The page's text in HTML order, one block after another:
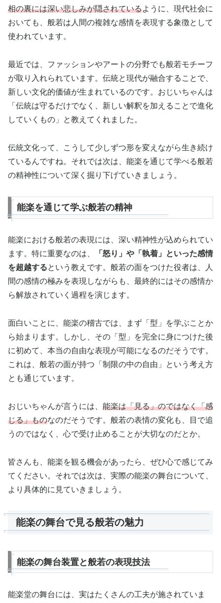
相の裏には深い悲しみが隠されているように、現代社会に
おいても、般若は人間の複雑な感情を表現する象徴として
使われています。
最近では、ファッションやアートの分野でも般若モチーフ
が取り入れられています。伝統と現代が融合することで、
新しい文化的価値が生まれているのです。おじいちゃんは
「伝統は守るだけでなく、新しい解釈を加えることで進化
していくもの」と教えてくれました。
伝統文化って、こうして少しずつ形を変えながら生き続け
ているんですね。それでは次は、能楽を通じて学べる般若
の精神性について深く掘り下げていきましょう。
能楽を通じて学ぶ般若の精神
能楽における般若の表現には、深い精神性が込められてい
ます。特に重要なのは、
「怒り」や「執着」といった感情
を超越するという教えです。般若の面をつけた役者は、人
間の感情の極みを表現しながらも、最終的にはその感情か
ら解放されていく過程を演じます。
面白いことに、能楽の稽古では、まず「型」を学ぶことか
ら始まります。しかし、その「型」を完全に身につけた後
に初めて、本当の自由な表現が可能になるのだそうです。
これは、般若の面が持つ「制限の中の自由」という考え方
とも通じています。
おじいちゃんが言うには、 能楽は「見る」のではなく「感
じる」ものなのだそうです。般若の表情の変化も、目で追
うのではなく、心で受け止めることが大切なのだとか。
皆さんも、能楽を観る機会があったら、ぜひ心で感じてみ
てください。それでは次は、実際の能楽の舞台について、
より具体的に見ていきましょう。
能楽の舞台で見る般若の魅力
能楽の舞台装置と般若の表現技法
能楽堂の舞台には、実はたくさんの工夫が施されていま